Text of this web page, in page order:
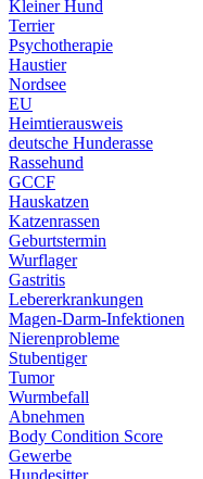
Kleiner Hund
Terrier
Psychotherapie
Haustier
Nordsee
EU
Heimtierausweis
deutsche Hunderasse
Rassehund
GCCF
Hauskatzen
Katzenrassen
Geburtstermin
Wurflager
Gastritis
Lebererkrankungen
Magen-Darm-Infektionen
Nierenprobleme
Stubentiger
Tumor
Wurmbefall
Abnehmen
Body Condition Score
Gewerbe
Hundesitter